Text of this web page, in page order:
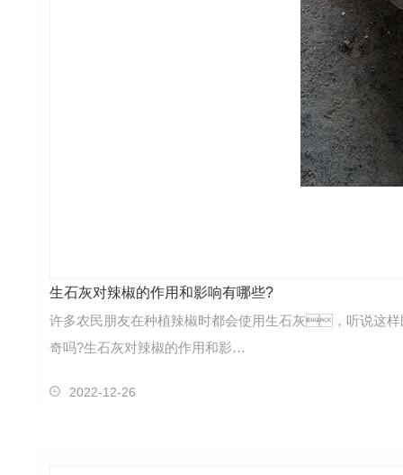
生石灰对辣椒的作用和影响有哪些?
许多农民朋友在种植辣椒时都会使用生石灰，听说
奇吗?生石灰对辣椒的作用和影…
2022-12-26